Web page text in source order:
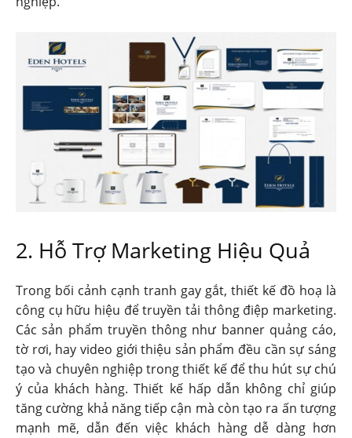
2. Hỗ Trợ Marketing Hiệu Quả
Trong bối cảnh cạnh tranh gay gắt, thiết kế đồ hoạ là
công cụ hữu hiệu để truyền tải thông điệp marketing.
Các sản phẩm truyền thông như banner quảng cáo,
tờ rơi, hay video giới thiệu sản phẩm đều cần sự sáng
tạo và chuyên nghiệp trong thiết kế để thu hút sự chú
ý của khách hàng. Thiết kế hấp dẫn không chỉ giúp
tăng cường khả năng tiếp cận mà còn tạo ra ấn tượng
mạnh mẽ, dẫn đến việc khách hàng dễ dàng hơn